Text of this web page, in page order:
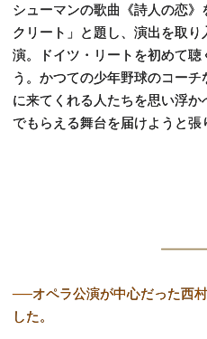
シューマンの歌曲《詩人の恋》
クリート」と題し、演出を取り
演。ドイツ・リートを初めて
う。かつての少年野球のコーチ
に来てくれる人たちを思い浮
でもらえる舞台を届けようと張
──オペラ公演が中心だった西
した。